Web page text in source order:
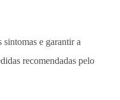
e garantir a
recomendadas pelo